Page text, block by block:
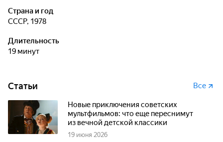
Страна и год
СССР, 1978
Длительность
19 минут
Статьи Все
Новые приключения советских
мультфильмов: что еще переснимут
из вечной детской классики
19 июня 2026